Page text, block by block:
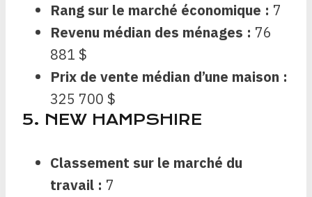
Rang sur le marché économique : 7
Revenu médian des ménages : 76
881 $
Prix ​​de vente médian d’une maison :
325 700 $
5. NEW HAMPSHIRE
Classement sur le marché du
travail : 7